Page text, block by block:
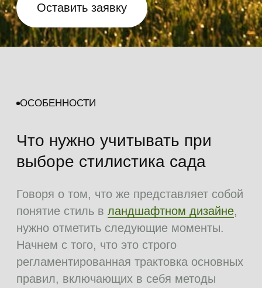
понятие стиль вландшафтном дизайне,
нужно отметить следующие моменты.
Начнем с того, что это строго
регламентированная трактовка основных
Планировка местности и сада
применение декоративного мощения и
т.д. Приступая к выбору стилистики сада,
сперва следует акцентировать внимание
окружение, конфигурацию.